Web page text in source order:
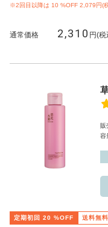
※2回目以降は 10 %OFF 2,079円(
通常価格 2,310 円(税
容
定期初回 20 %OFF 送料無料